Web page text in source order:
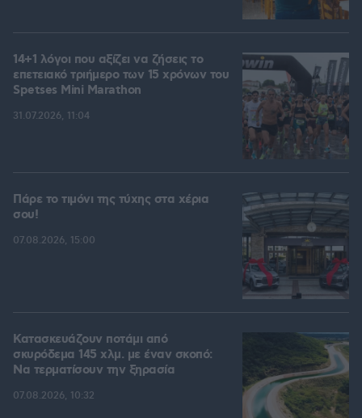
14+1 λόγοι που αξίζει να ζήσεις το
επετειακό τριήμερο των 15 χρόνων του
Spetses Mini Marathon
31.07.2026, 11:04
Πάρε το τιμόνι της τύχης στα χέρια
σου!
07.08.2026, 15:00
Κατασκευάζουν ποτάμι από
σκυρόδεμα 145 χλμ. με έναν σκοπό:
Να τερματίσουν την ξηρασία
07.08.2026, 10:32